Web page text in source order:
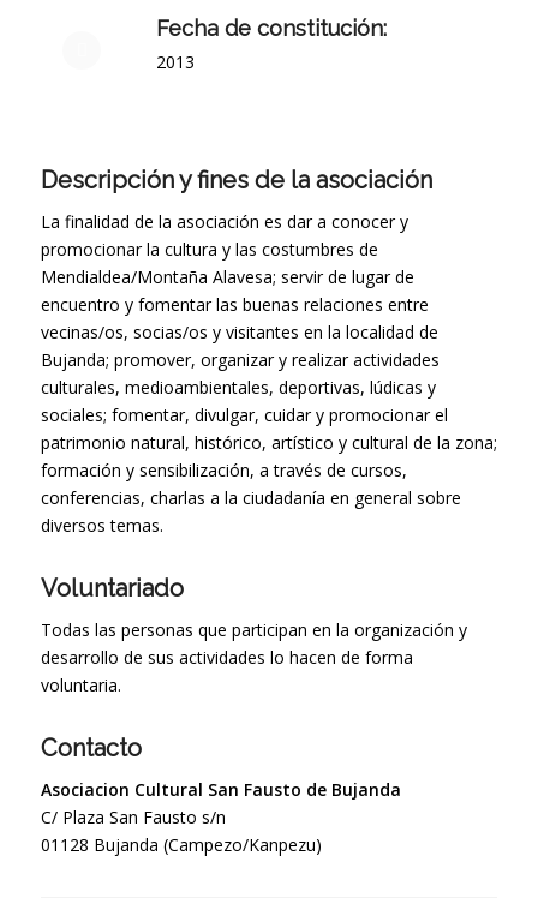
Fecha de constitución:
2013
Descripción y fines de la asociación
La finalidad de la asociación es dar a conocer y
promocionar la cultura y las costumbres de
Mendialdea/Montaña Alavesa; servir de lugar de
encuentro y fomentar las buenas relaciones entre
vecinas/os, socias/os y visitantes en la localidad de
Bujanda; promover, organizar y realizar actividades
culturales, medioambientales, deportivas, lúdicas y
sociales; fomentar, divulgar, cuidar y promocionar el
patrimonio natural, histórico, artístico y cultural de la zona;
formación y sensibilización, a través de cursos,
conferencias, charlas a la ciudadanía en general sobre
diversos temas.
Voluntariado
Todas las personas que participan en la organización y
desarrollo de sus actividades lo hacen de forma
voluntaria.
Contacto
Asociacion Cultural San Fausto de Bujanda
C/ Plaza San Fausto s/n
01128 Bujanda (Campezo/Kanpezu)